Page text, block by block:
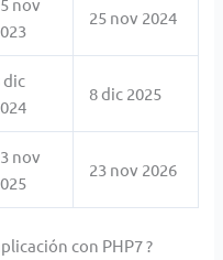
25 nov 2024
dic
8 dic 2025
nov
23 nov 2026
con PHP7 ?